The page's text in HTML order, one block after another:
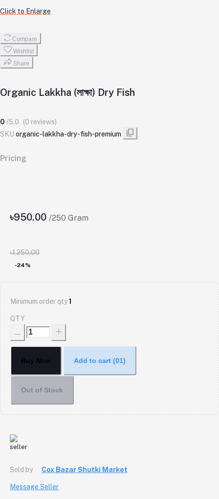
Click to Enlarge
Compare
Wishlist
Share
Organic Lakkha (লাক্ষা) Dry Fish
0 /5.0
(0 reviews)
SKU organic-lakkha-dry-fish-premium
Pricing
৳950.00 /250 Gram
৳1,250.00
-24%
Minimum order qty1
QTY
Buy Now Add to cart (01)
Out of Stock
Sold by Cox Bazar Shutki Market
Message Seller